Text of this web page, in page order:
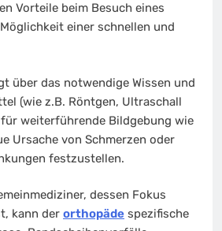
Vorteile beim Besuch eines
einer schnellen und
über das notwendige Wissen und
(wie z.B. Röntgen, Ultraschall
weiterführende Bildgebung wie
Ursache von Schmerzen oder
festzustellen.
dessen Fokus
kann der orthopäde spezifische